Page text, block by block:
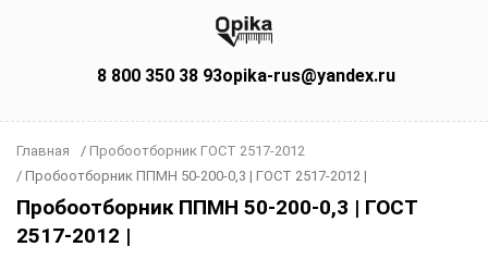
8 800 350 38 93opika-rus@yandex.ru
Главная / Пробоотборник ГОСТ 2517-2012
/ Пробоотборник ППМН 50-200-0,3 | ГОСТ 2517-2012 |
Пробоотборник ППМН 50-200-0,3 | ГОСТ
2517-2012 |